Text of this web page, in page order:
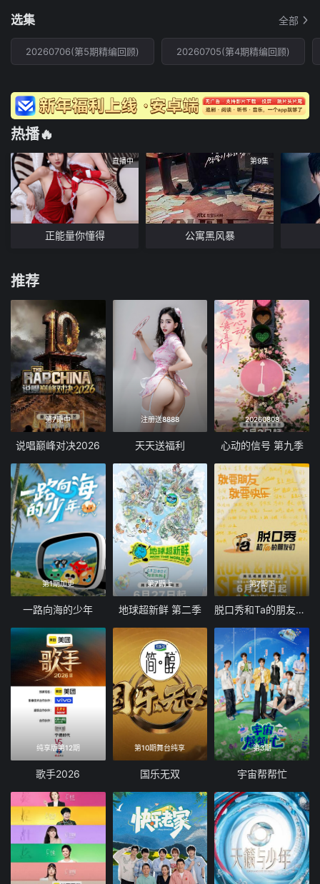
选集 全部
20260706(第5期精编回顾) 20260705(第4期精编回顾)
热播🔥
直播中
正能量你懂得
第9集
公寓黑风暴
推荐
第7期中
说唱巅峰对决2026
注册送8888
天天送福利
20260808
心动的信号 第九季
第1期加更
一路向海的少年
第7期上
地球超新鲜 第二季
第7期下
脱口秀和Ta的朋友们 第三季
纯享版第12期
歌手2026
第10期舞台纯享
国乐无双
第3期
宇宙帮帮忙